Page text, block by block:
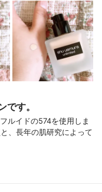
す。
ルイドの574を使用しま
、長年の肌研究によって